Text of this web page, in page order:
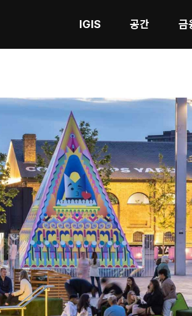
IGIS 공간 금